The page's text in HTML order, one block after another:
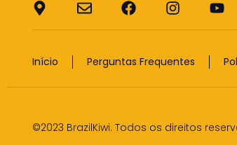
Início Perguntas Frequentes
©2023 BrazilKiwi. Todos os direitos